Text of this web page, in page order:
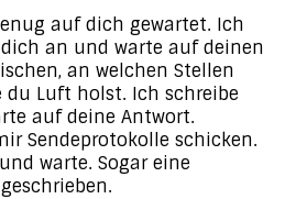
auf dich gewartet. Ich
an und warte auf deinen
an welchen Stellen
du Luft holst. Ich schreibe
auf deine Antwort.
Sendeprotokolle schicken.
warte. Sogar eine